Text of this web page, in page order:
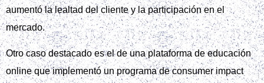
aumentó la lealtad del cliente y la participación en el
mercado.
Otro caso destacado es el de una plataforma de educación
online que implementó un programa de consumer impact